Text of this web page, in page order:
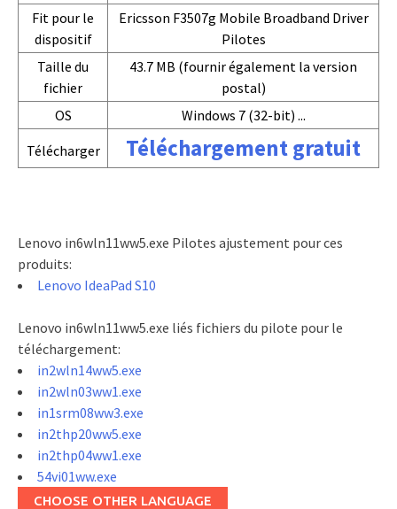
Fit pour le
dispositif
Ericsson F3507g Mobile Broadband Driver
Pilotes
Taille du
fichier
43.7 MB (fournir également la version
postal)
OS
Windows 7 (32-bit) ...
Télécharger
Téléchargement gratuit
Lenovo in6wln11ww5.exe Pilotes ajustement pour ces
produits:
Lenovo IdeaPad S10
Lenovo in6wln11ww5.exe liés fichiers du pilote pour le
téléchargement:
in2wln14ww5.exe
in2wln03ww1.exe
in1srm08ww3.exe
in2thp20ww5.exe
in2thp04ww1.exe
54vi01ww.exe
CHOOSE OTHER LANGUAGE